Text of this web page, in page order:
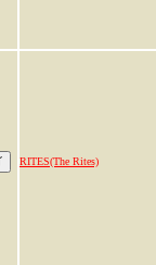
RITES(The Rites)